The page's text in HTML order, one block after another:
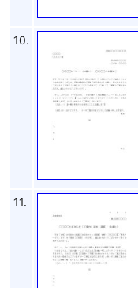
10.
11.